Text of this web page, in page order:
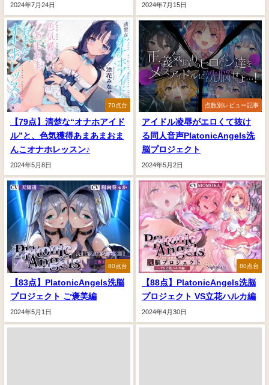
2024年7月24日 2024年7月15日
70点台
【79点】清楚な“オナホアイド
ル”と、色気獲得あまあまおま
んこオナホレッスン♪
2024年5月8日
点数別レビュー記事
アイドル凌辱がエロくて抜け
る同人音声PlatonicAngels洗
脳プロジェクト
2024年5月2日
80点台
【83点】PlatonicAngels洗脳
プロジェクト ご褒美編
2024年5月1日
80点台
【88点】PlatonicAngels洗脳
プロジェクト VS立花ハルカ編
2024年4月30日